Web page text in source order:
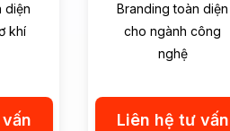
diện
khí
Branding toàn diện
cho ngành công
nghệ
Liên hệ tư vấn